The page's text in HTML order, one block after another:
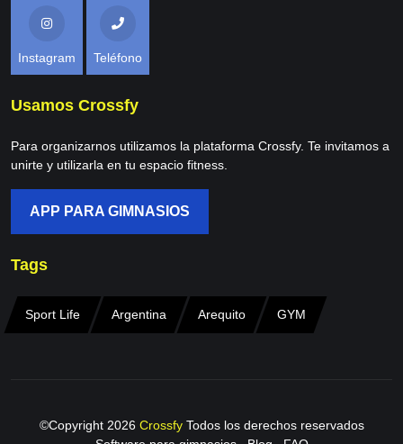
Instagram Teléfono
Usamos Crossfy
Para organizarnos utilizamos la plataforma Crossfy. Te invitamos a
unirte y utilizarla en tu espacio fitness.
APP PARA GIMNASIOS
Tags
Sport Life Argentina Arequito GYM
©Copyright 2026 Crossfy Todos los derechos reservados